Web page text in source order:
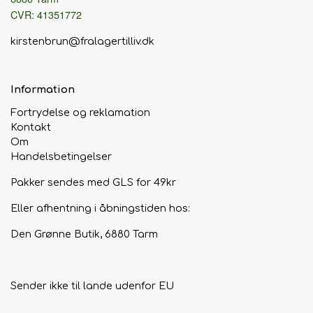
CVR: 41351772
kirstenbrun@fralagertilliv.dk
Information
Fortrydelse og reklamation
Kontakt
Om
Handelsbetingelser
Pakker sendes med GLS for 49kr
Eller afhentning i åbningstiden hos:
Den Grønne Butik, 6880 Tarm
Sender ikke til lande udenfor EU